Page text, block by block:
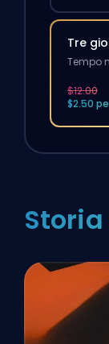
Tre
Tempo
$12.00
$2.50
Storia